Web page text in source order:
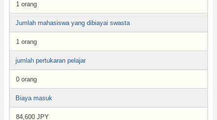
1 orang
Jumlah mahasiswa yang dibiayai swasta
1 orang
jumlah pertukaran pelajar
0 orang
Biaya masuk
84,600 JPY